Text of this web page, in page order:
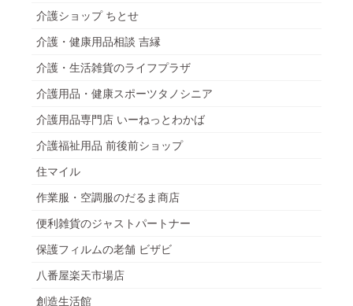
介護ショップ ちとせ
介護・健康用品相談 吉縁
介護・生活雑貨のライフプラザ
介護用品・健康スポーツタノシニア
介護用品専門店 いーねっとわかば
介護福祉用品 前後前ショップ
住マイル
作業服・空調服のだるま商店
便利雑貨のジャストパートナー
保護フィルムの老舗 ビザビ
八番屋楽天市場店
創造生活館